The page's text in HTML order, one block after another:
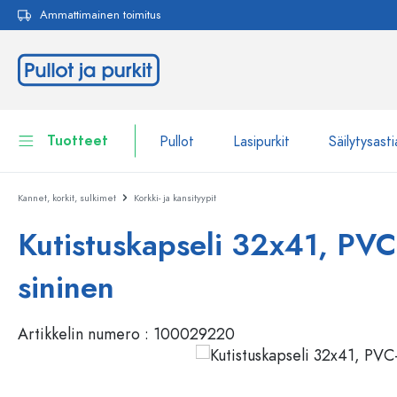
Siirry päänavigointiin
Ammattimainen toimitus
Tuotteet Pullot Lasipurkit
Pullot
Lasipurkit
Säilytysastiat
Astiat
Pullot tuotemerkin mukaan
Pipettipullot
Kannet, korkit, sulkimet Korkki- ja kansityypit
Kutistuskapseli 32x41,
sininen
Artikkelin numero : 100029220